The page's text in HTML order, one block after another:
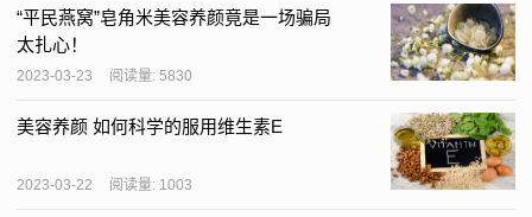
“平民燕窝”皂角米美容养颜竟是一场骗局
太扎心！
2023-03-23 阅读量: 5830
美容养颜 如何科学的服用维生素E
2023-03-22 阅读量: 1003